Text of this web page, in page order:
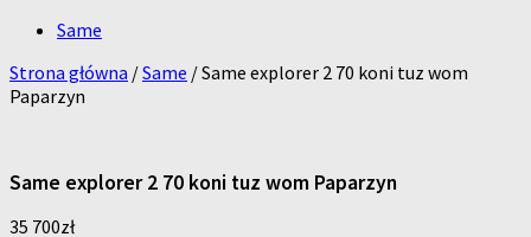
Same
Strona główna /Same / Same explorer 2 70 koni tuz wom
Paparzyn
Same explorer 2 70 koni tuz wom Paparzyn
35 700zł